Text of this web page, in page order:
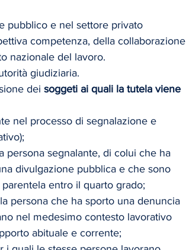
pubblico e nel settore privato
competenza, della collaborazione
nazionale del lavoro.
giudiziaria.
dei soggeti ai quali la tutela viene
nel processo di segnalazione e
persona segnalante, di colui che ha
divulgazione pubblica e che sono
entro il quarto grado;
persona che ha sporto una denuncia
nel medesimo contesto lavorativo
abituale e corrente;